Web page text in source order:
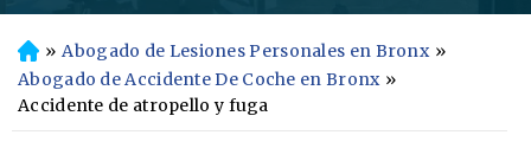
In
ici
o
» Abogado de Lesiones Personales en Bronx »
Abogado de Accidente De Coche en Bronx »
Accidente de atropello y fuga